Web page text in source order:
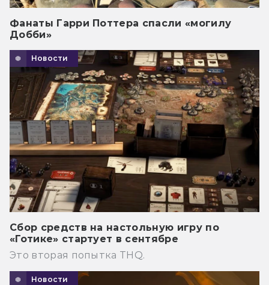
Фанаты Гарри Поттера спасли «могилу
Добби»
Новости
Сбор средств на настольную игру по
«Готике» стартует в сентябре
Это вторая попытка THQ.
Новости